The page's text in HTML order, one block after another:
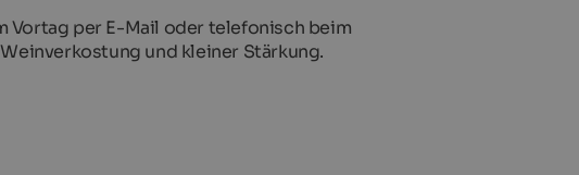
Vortag per E-Mail oder telefonisch beim
und kleiner Stärkung.